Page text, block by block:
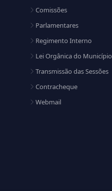
Comissões
Parlamentares
Regimento Interno
Lei Orgânica do Município
Transmissão das Sessões
Contracheque
Webmail